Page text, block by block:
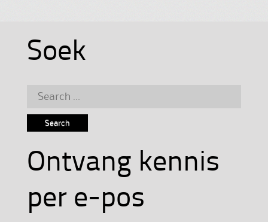
Soek
Search
Ontvang kennis
per e-pos